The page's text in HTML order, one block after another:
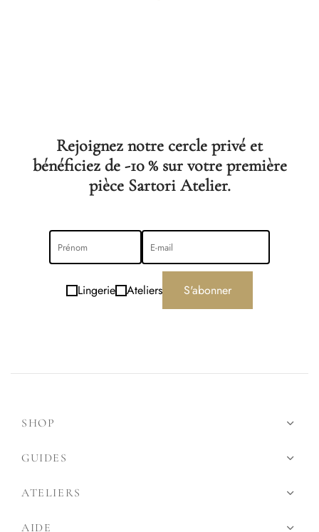
Rejoignez notre cercle privé et
bénéficiez de -10 % sur votre première
pièce Sartori Atelier.
Lingerie Ateliers S'abonner
SHOP
GUIDES
ATELIERS
AIDE